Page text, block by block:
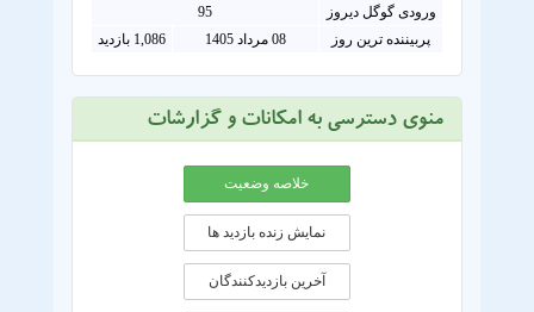
ورودی گوگل دیروز
95
پربیننده ترین روز
08 مرداد 1405 1,086 بازدید
منوی دسترسی به امکانات و گزارشات
خلاصه وضعیت
نمایش زنده بازدید ها
آخرین بازدیدکنندگان